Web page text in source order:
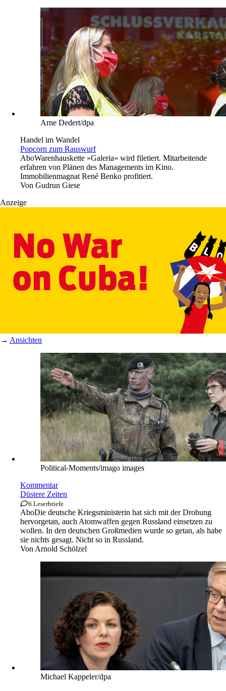
Arne Dedert/dpa
Handel im Wandel
Popcorn zum Rauswurf
AboWarenhauskette »Galeria« wird filetiert. Mitarbeitende
erfahren von Plänen des Managements im Kino.
Immobilienmagnat René Benko profitiert.
Von Gudrun Giese
Anzeige
→ Ansichten
Political-Moments/imago images
Kommentar
Düstere Zeiten
6 Leserbriefe
AboDie deutsche Kriegsministerin hat sich mit der Drohung
hervorgetan, auch Atomwaffen gegen Russland einsetzen zu
wollen. In den deutschen Großmedien wurde so getan, als habe
sie nichts gesagt. Nicht so in Russland.
Von Arnold Schölzel
Michael Kappeler/dpa